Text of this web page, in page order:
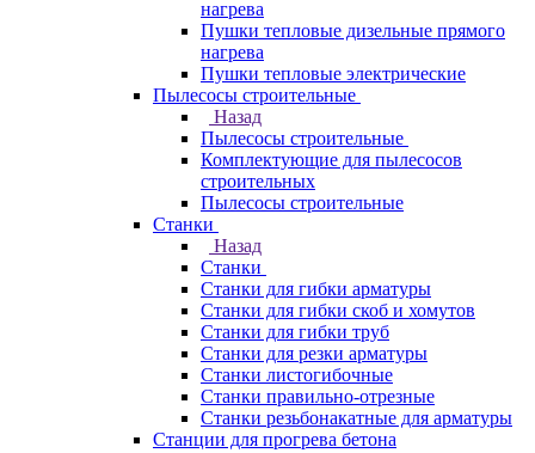
нагрева
Пушки тепловые дизельные прямого
нагрева
Пушки тепловые электрические
Пылесосы строительные
Назад
Пылесосы строительные
Комплектующие для пылесосов
строительных
Пылесосы строительные
Станки
Назад
Станки
Станки для гибки арматуры
Станки для гибки скоб и хомутов
Станки для гибки труб
Станки для резки арматуры
Станки листогибочные
Станки правильно-отрезные
Станки резьбонакатные для арматуры
Станции для прогрева бетона